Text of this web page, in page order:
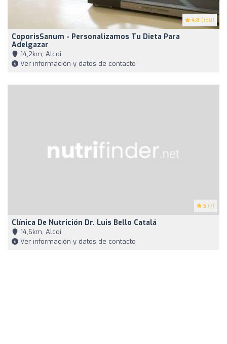
4.8 (180)
CoporisSanum - Personalizamos Tu Dieta Para
Adelgazar
14,2km, Alcoi
Ver información y datos de contacto
5 (7)
Clínica De Nutrición Dr. Luis Bello Catalá
14,6km, Alcoi
Ver información y datos de contacto